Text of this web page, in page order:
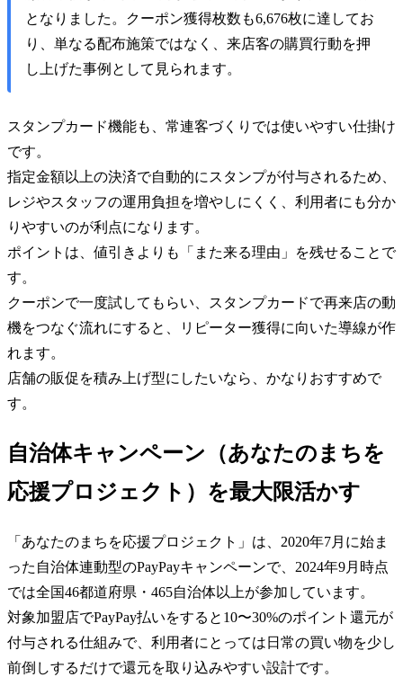
となりました。クーポン獲得枚数も6,676枚に達してお
り、単なる配布施策ではなく、来店客の購買行動を押
し上げた事例として見られます。
スタンプカード機能も、常連客づくりでは使いやすい仕掛け
です。
指定金額以上の決済で自動的にスタンプが付与されるため、
レジやスタッフの運用負担を増やしにくく、利用者にも分か
りやすいのが利点になります。
ポイントは、値引きよりも「また来る理由」を残せることで
す。
クーポンで一度試してもらい、スタンプカードで再来店の動
機をつなぐ流れにすると、リピーター獲得に向いた導線が作
れます。
店舗の販促を積み上げ型にしたいなら、かなりおすすめで
す。
自治体キャンペーン（あなたのまちを
応援プロジェクト）を最大限活かす
「あなたのまちを応援プロジェクト」は、2020年7月に始ま
った自治体連動型のPayPayキャンペーンで、2024年9月時点
では全国46都道府県・465自治体以上が参加しています。
対象加盟店でPayPay払いをすると10〜30%のポイント還元が
付与される仕組みで、利用者にとっては日常の買い物を少し
前倒しするだけで還元を取り込みやすい設計です。